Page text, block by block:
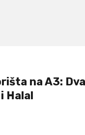
na A3: Dva
Halal